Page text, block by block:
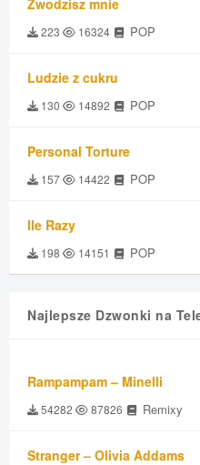
Zwodzisz mnie
223 16324 POP
Ludzie z cukru
130 14892 POP
Personal Torture
157 14422 POP
Ile Razy
198 14151 POP
Najlepsze Dzwonki na
Rampampam – Minelli
54282 87826 Remixy
Stranger – Olivia Addams